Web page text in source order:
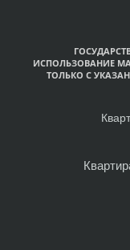
ИСПОЛЬЗОВАНИЕ
ТОЛЬКО С